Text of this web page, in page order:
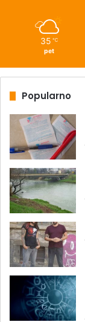
35 ℃
pet
Popularno